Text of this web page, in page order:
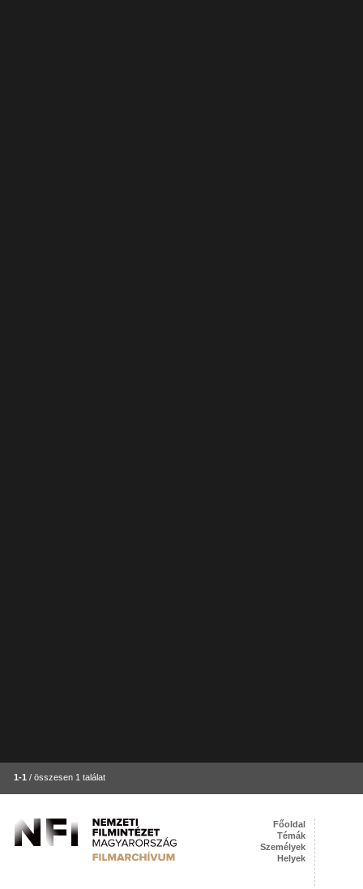
1-1 / összesen 1 találat
Főoldal
Témák
Személyek
Helyek